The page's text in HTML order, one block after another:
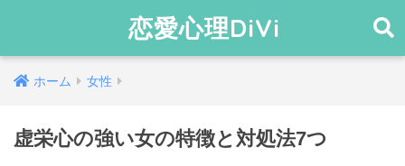
恋愛心理DiVi
ホーム 女性
虚栄心の強い女の特徴と対処法7つ